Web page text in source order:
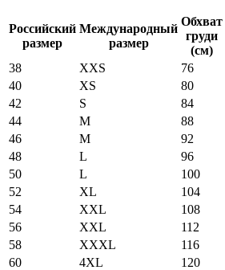
Российский
размер
Международный
размер
Обхват
груди
(см)
38
XXS 76
40
XS 80
42
S 84
44
M 88
46
M 92
48
L 96
50
L 100
52
XL 104
54
XXL 108
56
XXL 112
58
XXXL 116
60
4XL 120